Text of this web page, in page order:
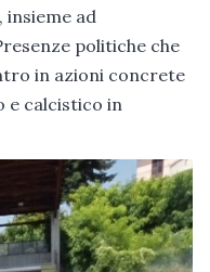
, insieme ad
politiche che
in azioni concrete
e calcistico in